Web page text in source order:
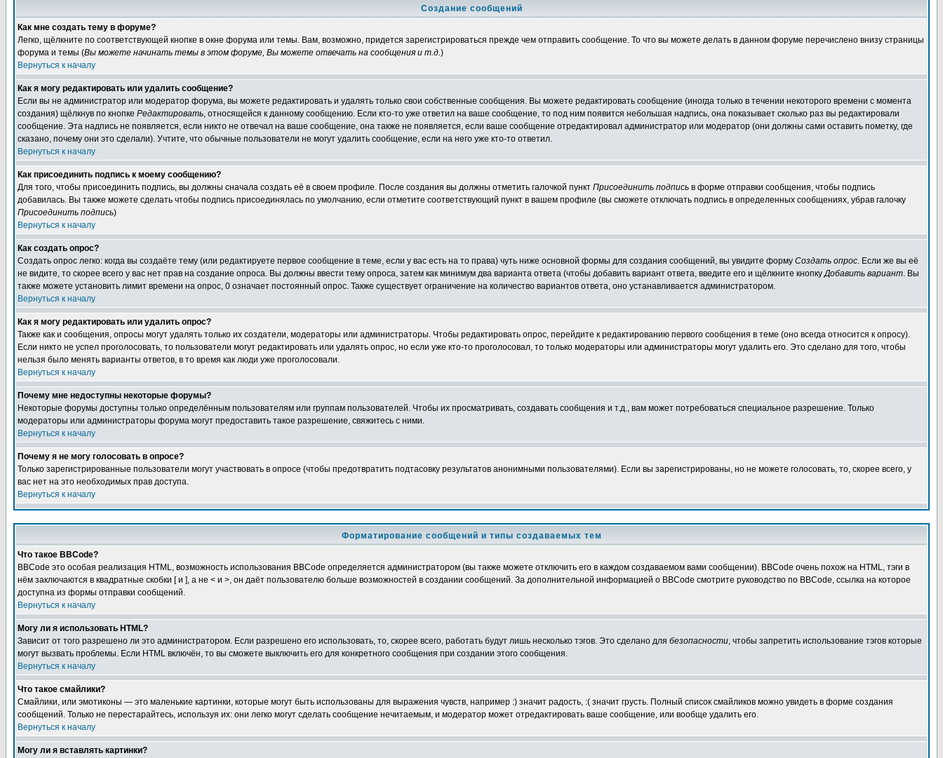
Создание сообщений
Как мне создать тему в форуме?
Легко, щёлкните по соответствующей кнопке в окне форума или темы. Вам, возможно, придется зарегистрироваться прежде чем отправить сообщение. То что вы можете делать в данном форуме перечислено внизу страницы
форума и темы (Вы можете начинать темы в этом форуме, Вы можете отвечать на сообщения и т.д.)
Вернуться к началу
Как я могу редактировать или удалить сообщение?
Если вы не администратор или модератор форума, вы можете редактировать и удалять только свои собственные сообщения. Вы можете редактировать сообщение (иногда только в течении некоторого времени с момента
создания) щёлкнув по кнопке Редактировать, относящейся к данному сообщению. Если кто-то уже ответил на ваше сообщение, то под ним появится небольшая надпись, она показывает сколько раз вы редактировали
сообщение. Эта надпись не появляется, если никто не отвечал на ваше сообщение, она также не появляется, если ваше сообщение отредактировал администратор или модератор (они должны сами оставить пометку, где
сказано, почему они это сделали). Учтите, что обычные пользователи не могут удалить сообщение, если на него уже кто-то ответил.
Вернуться к началу
Как присоединить подпись к моему сообщению?
Для того, чтобы присоединить подпись, вы должны сначала создать её в своем профиле. После создания вы должны отметить галочкой пункт Присоединить подпись в форме отправки сообщения, чтобы подпись
добавилась. Вы также можете сделать чтобы подпись присоединялась по умолчанию, если отметите соответствующий пункт в вашем профиле (вы сможете отключать подпись в определенных сообщениях, убрав галочку
Присоединить подпись)
Вернуться к началу
Как создать опрос?
Создать опрос легко: когда вы создаёте тему (или редактируете первое сообщение в теме, если у вас есть на то права) чуть ниже основной формы для создания сообщений, вы увидите форму Создать опрос. Если же вы её
не видите, то скорее всего у вас нет прав на создание опроса. Вы должны ввести тему опроса, затем как минимум два варианта ответа (чтобы добавить вариант ответа, введите его и щёлкните кнопкуДобавить вариант. Вы
также можете установить лимит времени на опрос, 0 означает постоянный опрос. Также существует ограничение на количество вариантов ответа, оно устанавливается администратором.
Вернуться к началу
Как я могу редактировать или удалить опрос?
Также как и сообщения, опросы могут удалять только их создатели, модераторы или администраторы. Чтобы редактировать опрос, перейдите к редактированию первого сообщения в теме (оно всегда относится к опросу).
Если никто не успел проголосовать, то пользователи могут редактировать или удалять опрос, но если уже кто-то проголосовал, то только модераторы или администраторы могут удалить его. Это сделано для того, чтобы
нельзя было менять варианты ответов, в то время как люди уже проголосовали.
Вернуться к началу
Почему мне недоступны некоторые форумы?
Некоторые форумы доступны только определённым пользователям или группам пользователей. Чтобы их просматривать, создавать сообщения и т.д., вам может потребоваться специальное разрешение. Только
модераторы или администраторы форума могут предоставить такое разрешение, свяжитесь с ними.
Вернуться к началу
Почему я не могу голосовать в опросе?
Только зарегистрированные пользователи могут участвовать в опросе (чтобы предотвратить подтасовку результатов анонимными пользователями). Если вы зарегистрированы, но не можете голосовать, то, скорее всего, у
вас нет на это необходимых прав доступа.
Вернуться к началу
Форматирование сообщений и типы создаваемых тем
Что такое BBCode?
BBCode это особая реализация HTML, возможность использования BBCode определяется администратором (вы также можете отключить его в каждом создаваемом вами сообщении). BBCode очень похож на HTML, тэги в
нём заключаются в квадратные скобки [ и ], а не < и >, он даёт пользователю больше возможностей в создании сообщений. За дополнительной информацией о BBCode смотрите руководство по BBCode, ссылка на которое
доступна из формы отправки сообщений.
Вернуться к началу
Могу ли я использовать HTML?
Зависит от того разрешено ли это администратором. Если разрешено его использовать, то, скорее всего, работать будут лишь несколько тэгов. Это сделано для безопасности, чтобы запретить использование тэгов которые
могут вызвать проблемы. Если HTML включён, то вы сможете выключить его для конкретного сообщения при создании этого сообщения.
Вернуться к началу
Что такое смайлики?
Смайлики, или эмотиконы — это маленькие картинки, которые могут быть использованы для выражения чувств, например :) значит радость, :( значит грусть. Полный список смайликов можно увидеть в форме создания
сообщений. Только не перестарайтесь, используя их: они легко могут сделать сообщение нечитаемым, и модератор может отредактировать ваше сообщение, или вообще удалить его.
Вернуться к началу
Могу ли я вставлять картинки?